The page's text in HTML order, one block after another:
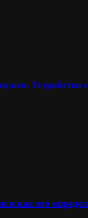
Устройство
и как его